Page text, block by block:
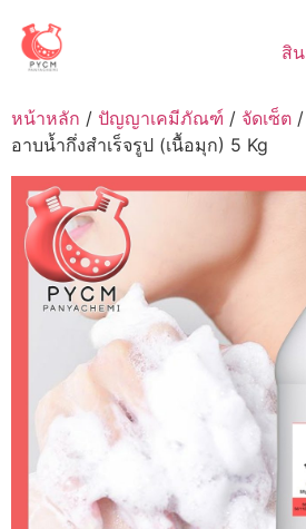
content
สิ
หน้าหลัก / ปัญญาเคมีภัณฑ์ / จัดเซ็ต
อาบน้ำกึ่งสำเร็จรูป (เนื้อมุก) 5 Kg